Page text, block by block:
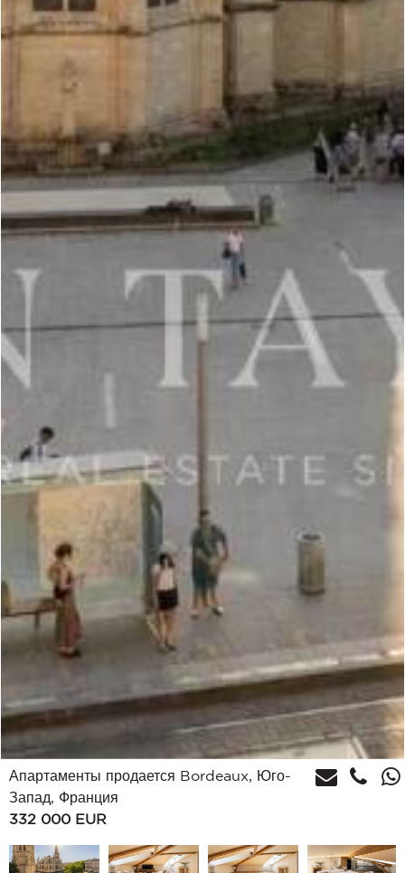
Апартаменты продается Bordeaux, Юго-
Запад, Франция
332 000 EUR